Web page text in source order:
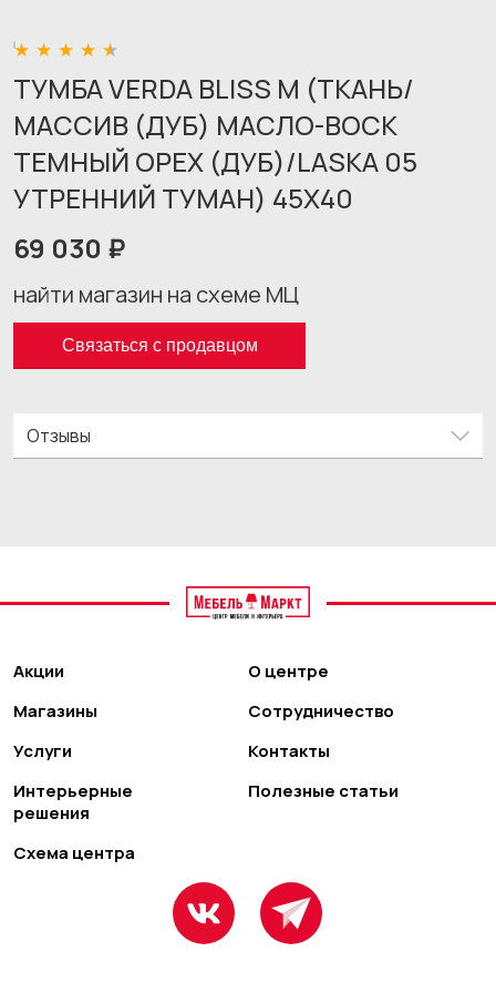
ТУМБА VERDA BLISS M (ТКАНЬ/
МАССИВ (ДУБ) МАСЛО-ВОСК
ТЕМНЫЙ ОРЕХ (ДУБ)/LASKA 05
УТРЕННИЙ ТУМАН) 45X40
69 030 ₽
найти магазин на схеме МЦ
Связаться с продавцом
Отзывы
Акции
Магазины
Услуги
Интерьерные
решения
Схема центра
О центре
Сотрудничество
Контакты
Полезные статьи